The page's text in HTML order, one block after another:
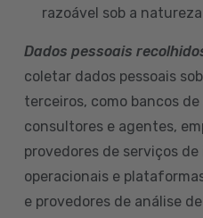
razoável sob a
Dados pessoais
coletar dados pessoais
terceiros, como bancos
consultores e agentes,
provedores de serviços
operacionais e
e provedores de análise